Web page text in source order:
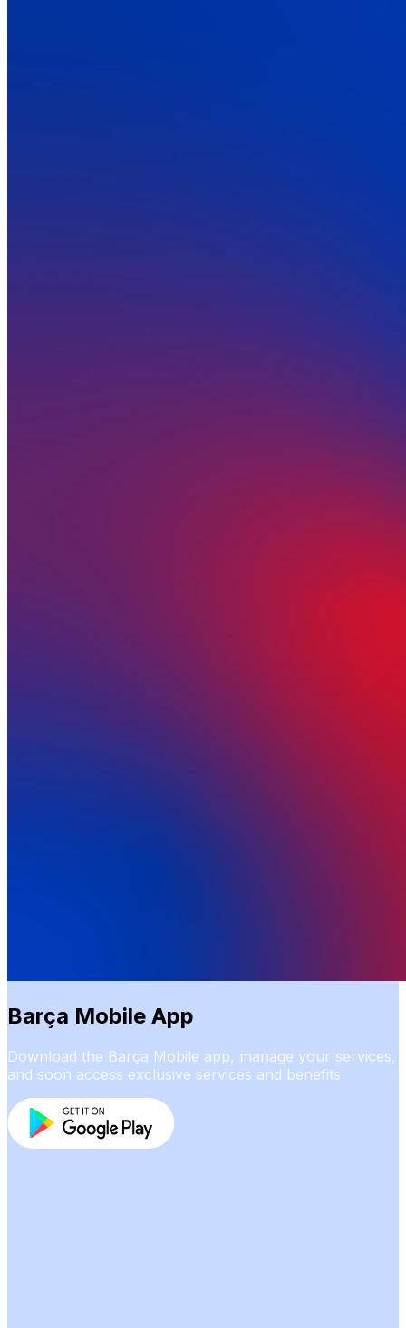
Barça Mobile App
Download the Barça Mobile app, manage your services,
and soon access exclusive services and benefits